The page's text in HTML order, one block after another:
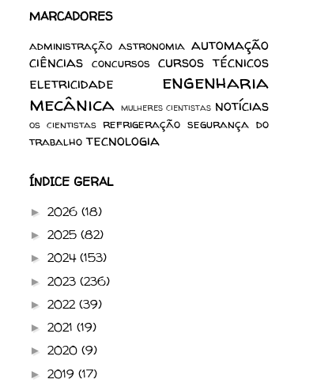
MARCADORES
administração astronomia automação
ciências concursos cursos técnicos
eletricidade
engenharia
mecânica mulheres cientistas notícias
os cientistas refrigeração segurança do
trabalho tecnologia
ÍNDICE GERAL
► 2026 (18)
► 2025 (82)
► 2024(153)
► 2023 (236)
► 2022(39)
► 2021 (19)
► 2020 (9)
► 2019 (17)